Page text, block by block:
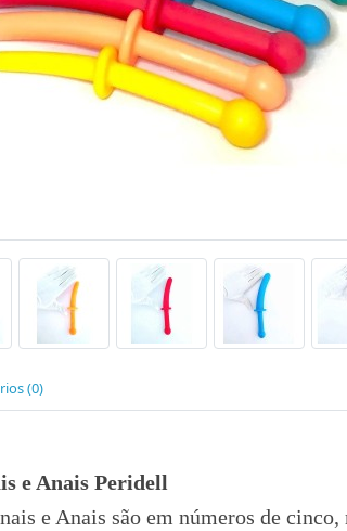
(0)
e Anais Peridell
e Anais são em números de